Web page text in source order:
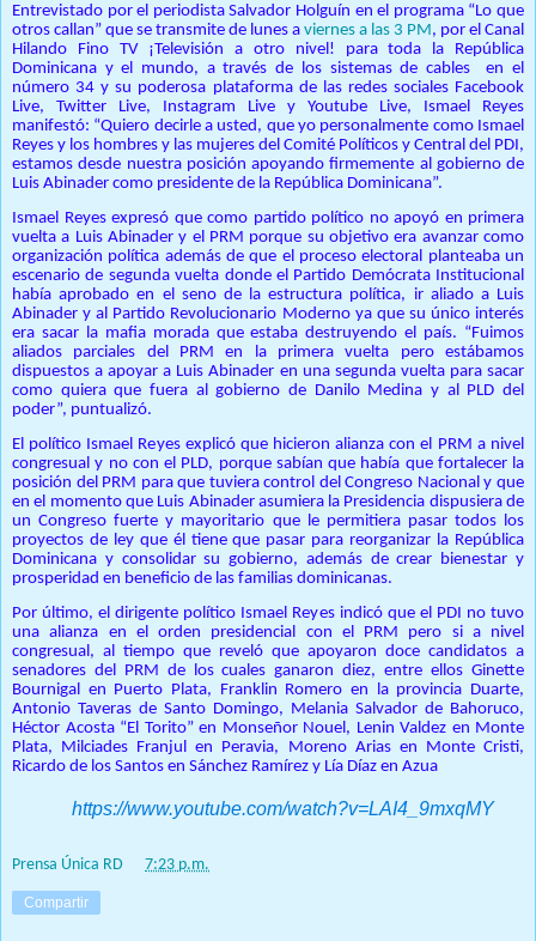
Entrevistado por el periodista Salvador Holguín en el programa “Lo que
otros callan” que se transmite de lunes a viernes a las 3 PM, por el Canal
Hilando Fino TV ¡Televisión a otro nivel! para toda la República
Dominicana y el mundo, a través de los sistemas de cables en el
número 34 y su poderosa plataforma de las redes sociales Facebook
Live, Twitter Live, Instagram Live y Youtube Live, Ismael Reyes
manifestó: “Quiero decirle a usted, que yo personalmente como Ismael
Reyes y los hombres y las mujeres del Comité Políticos y Central del PDI,
estamos desde nuestra posición apoyando firmemente al gobierno de
Luis Abinader como presidente de la República Dominicana”.
Ismael Reyes expresó que como partido político no apoyó en primera
vuelta a Luis Abinader y el PRM porque su objetivo era avanzar como
organización política además de que el proceso electoral planteaba un
escenario de segunda vuelta donde el Partido Demócrata Institucional
había aprobado en el seno de la estructura política, ir aliado a Luis
Abinader y al Partido Revolucionario Moderno ya que su único interés
era sacar la mafia morada que estaba destruyendo el país. “Fuimos
aliados parciales del PRM en la primera vuelta pero estábamos
dispuestos a apoyar a Luis Abinader en una segunda vuelta para sacar
como quiera que fuera al gobierno de Danilo Medina y al PLD del
poder”, puntualizó.
El político Ismael Reyes explicó que hicieron alianza con el PRM a nivel
congresual y no con el PLD, porque sabían que había que fortalecer la
posición del PRM para que tuviera control del Congreso Nacional y que
en el momento que Luis Abinader asumiera la Presidencia dispusiera de
un Congreso fuerte y mayoritario que le permitiera pasar todos los
proyectos de ley que él tiene que pasar para reorganizar la República
Dominicana y consolidar su gobierno, además de crear bienestar y
prosperidad en beneficio de las familias dominicanas.
Por último, el dirigente político Ismael Reyes indicó que el PDI no tuvo
una alianza en el orden presidencial con el PRM pero si a nivel
congresual, al tiempo que reveló que apoyaron doce candidatos a
senadores del PRM de los cuales ganaron diez, entre ellos Ginette
Bournigal en Puerto Plata, Franklin Romero en la provincia Duarte,
Antonio Taveras de Santo Domingo, Melania Salvador de Bahoruco,
Héctor Acosta “El Torito” en Monseñor Nouel, Lenin Valdez en Monte
Plata, Milciades Franjul en Peravia, Moreno Arias en Monte Cristi,
Ricardo de los Santos en Sánchez Ramírez y Lía Díaz en Azua
https://www.youtube.com/watch?v=LAI4_9mxqMY
Prensa Única RD 7:23 p.m.
Compartir